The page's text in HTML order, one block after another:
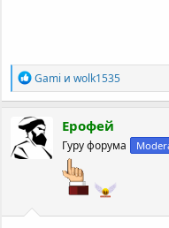
Р
е
а
к
ц
и
Gami иwolk1535
Ерофей
Гуру форума